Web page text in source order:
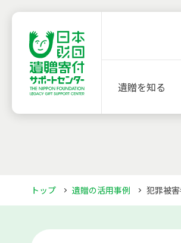
遺贈を知る
トップ 遺贈の活用事例 犯罪被